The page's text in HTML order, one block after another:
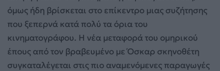
όμως ήδη βρίσκεται στο επίκεντρο μιας συζήτησης
που ξεπερνά κατά πολύ τα όρια του
κινηματογράφου. Η νέα μεταφορά του ομηρικού
έπους από τον βραβευμένο με Όσκαρ σκηνοθέτη
συγκαταλέγεται στις πιο αναμενόμενες παραγωγές